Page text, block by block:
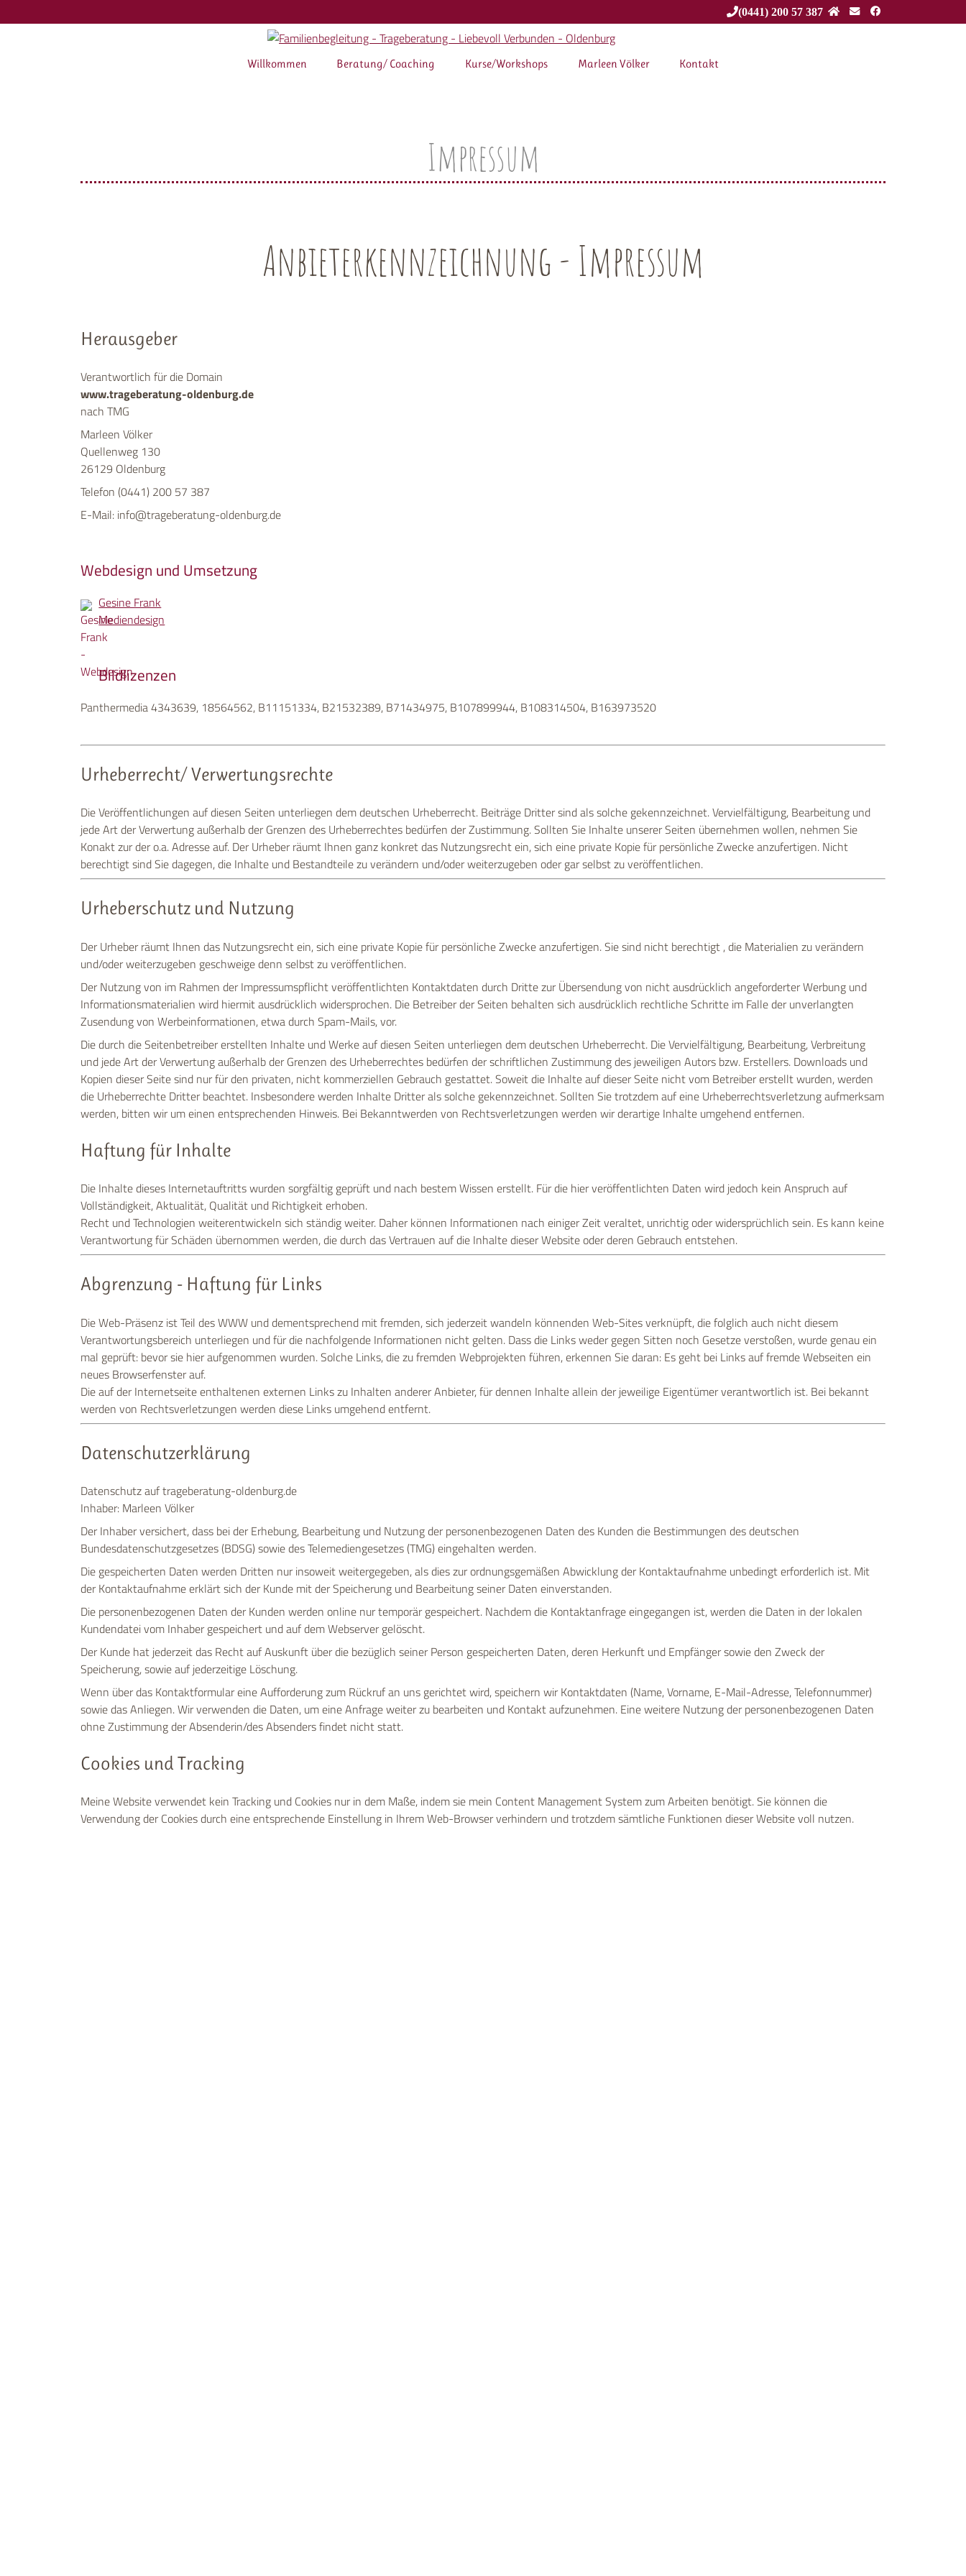
(0441) 200 57 387
Willkommen Beratung/ Coaching Kurse/Workshops Marleen Völker Kontakt
Impressum
Anbieterkennzeichnung - Impressum
Herausgeber
Verantwortlich für die Domain
www.trageberatung-oldenburg.de
nach TMG
Marleen Völker
Quellenweg 130
26129 Oldenburg
Telefon (0441) 200 57 387
E-Mail: info@trageberatung-oldenburg.de
Webdesign und Umsetzung
Gesine Frank
Mediendesign
Bildlizenzen
Panthermedia 4343639, 18564562, B11151334, B21532389, B71434975, B107899944, B108314504, B163973520
Urheberrecht/ Verwertungsrechte
Die Veröffentlichungen auf diesen Seiten unterliegen dem deutschen Urheberrecht. Beiträge Dritter sind als solche gekennzeichnet. Vervielfältigung, Bearbeitung und
jede Art der Verwertung außerhalb der Grenzen des Urheberrechtes bedürfen der Zustimmung. Sollten Sie Inhalte unserer Seiten übernehmen wollen, nehmen Sie
Konakt zur der o.a. Adresse auf. Der Urheber räumt Ihnen ganz konkret das Nutzungsrecht ein, sich eine private Kopie für persönliche Zwecke anzufertigen. Nicht
berechtigt sind Sie dagegen, die Inhalte und Bestandteile zu verändern und/oder weiterzugeben oder gar selbst zu veröffentlichen.
Urheberschutz und Nutzung
Der Urheber räumt Ihnen das Nutzungsrecht ein, sich eine private Kopie für persönliche Zwecke anzufertigen. Sie sind nicht berechtigt , die Materialien zu verändern
und/oder weiterzugeben geschweige denn selbst zu veröffentlichen.
Der Nutzung von im Rahmen der Impressumspflicht veröffentlichten Kontaktdaten durch Dritte zur Übersendung von nicht ausdrücklich angeforderter Werbung und
Informationsmaterialien wird hiermit ausdrücklich widersprochen. Die Betreiber der Seiten behalten sich ausdrücklich rechtliche Schritte im Falle der unverlangten
Zusendung von Werbeinformationen, etwa durch Spam-Mails, vor.
Die durch die Seitenbetreiber erstellten Inhalte und Werke auf diesen Seiten unterliegen dem deutschen Urheberrecht. Die Vervielfältigung, Bearbeitung, Verbreitung
und jede Art der Verwertung außerhalb der Grenzen des Urheberrechtes bedürfen der schriftlichen Zustimmung des jeweiligen Autors bzw. Erstellers. Downloads und
Kopien dieser Seite sind nur für den privaten, nicht kommerziellen Gebrauch gestattet. Soweit die Inhalte auf dieser Seite nicht vom Betreiber erstellt wurden, werden
die Urheberrechte Dritter beachtet. Insbesondere werden Inhalte Dritter als solche gekennzeichnet. Sollten Sie trotzdem auf eine Urheberrechtsverletzung aufmerksam
werden, bitten wir um einen entsprechenden Hinweis. Bei Bekanntwerden von Rechtsverletzungen werden wir derartige Inhalte umgehend entfernen.
Haftung für Inhalte
Die Inhalte dieses Internetauftritts wurden sorgfältig geprüft und nach bestem Wissen erstellt. Für die hier veröffentlichten Daten wird jedoch kein Anspruch auf
Vollständigkeit, Aktualität, Qualität und Richtigkeit erhoben.
Recht und Technologien weiterentwickeln sich ständig weiter. Daher können Informationen nach einiger Zeit veraltet, unrichtig oder widersprüchlich sein. Es kann keine
Verantwortung für Schäden übernommen werden, die durch das Vertrauen auf die Inhalte dieser Website oder deren Gebrauch entstehen.
Abgrenzung - Haftung für Links
Die Web-Präsenz ist Teil des WWW und dementsprechend mit fremden, sich jederzeit wandeln könnenden Web-Sites verknüpft, die folglich auch nicht diesem
Verantwortungsbereich unterliegen und für die nachfolgende Informationen nicht gelten. Dass die Links weder gegen Sitten noch Gesetze verstoßen, wurde genau ein
mal geprüft: bevor sie hier aufgenommen wurden. Solche Links, die zu fremden Webprojekten führen, erkennen Sie daran: Es geht bei Links auf fremde Webseiten ein
neues Browserfenster auf.
Die auf der Internetseite enthaltenen externen Links zu Inhalten anderer Anbieter, für dennen Inhalte allein der jeweilige Eigentümer verantwortlich ist. Bei bekannt
werden von Rechtsverletzungen werden diese Links umgehend entfernt.
Datenschutzerklärung
Datenschutz auf trageberatung-oldenburg.de
Inhaber: Marleen Völker
Der Inhaber versichert, dass bei der Erhebung, Bearbeitung und Nutzung der personenbezogenen Daten des Kunden die Bestimmungen des deutschen
Bundesdatenschutzgesetzes (BDSG) sowie des Telemediengesetzes (TMG) eingehalten werden.
Die gespeicherten Daten werden Dritten nur insoweit weitergegeben, als dies zur ordnungsgemäßen Abwicklung der Kontaktaufnahme unbedingt erforderlich ist. Mit
der Kontaktaufnahme erklärt sich der Kunde mit der Speicherung und Bearbeitung seiner Daten einverstanden.
Die personenbezogenen Daten der Kunden werden online nur temporär gespeichert. Nachdem die Kontaktanfrage eingegangen ist, werden die Daten in der lokalen
Kundendatei vom Inhaber gespeichert und auf dem Webserver gelöscht.
Der Kunde hat jederzeit das Recht auf Auskunft über die bezüglich seiner Person gespeicherten Daten, deren Herkunft und Empfänger sowie den Zweck der
Speicherung, sowie auf jederzeitige Löschung.
Wenn über das Kontaktformular eine Aufforderung zum Rückruf an uns gerichtet wird, speichern wir Kontaktdaten (Name, Vorname, E-Mail-Adresse, Telefonnummer)
sowie das Anliegen. Wir verwenden die Daten, um eine Anfrage weiter zu bearbeiten und Kontakt aufzunehmen. Eine weitere Nutzung der personenbezogenen Daten
ohne Zustimmung der Absenderin/des Absenders findet nicht statt.
Cookies und Tracking
Meine Website verwendet kein Tracking und Cookies nur in dem Maße, indem sie mein Content Management System zum Arbeiten benötigt. Sie können die
Verwendung der Cookies durch eine entsprechende Einstellung in Ihrem Web-Browser verhindern und trotzdem sämtliche Funktionen dieser Website voll nutzen.